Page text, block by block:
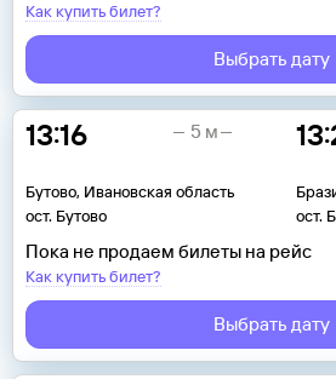
Как купить билет?
Выбрать дату
13:16
Бутово, Ивановская область
ост. Бутово
ост.
5 м
Пока не продаем билеты на рейс
Как купить билет?
Выбрать дату